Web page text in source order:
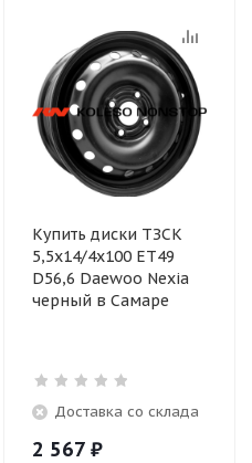
Купить диски ТЗСК
5,5x14/4x100 ET49
D56,6 Daewoo Nexia
черный в Самаре
Доставка со склада
2 567 ₽